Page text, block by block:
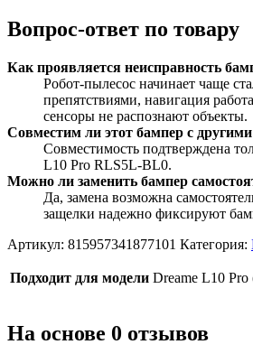
Вопрос-ответ по товару
Как проявляется неисправность
Робот-пылесос начинает чаще
препятствиями, навигация
сенсоры не распознают объекты.
Совместим ли этот бампер с
Совместимость подтверждена
L10 Pro RLS5L-BL0.
Можно ли заменить бампер
Да, замена возможна
защелки надежно фиксируют
Артикул: 815957341877101 Категория:
Подходит для модели Dreame L10
На основе 0 отзывов